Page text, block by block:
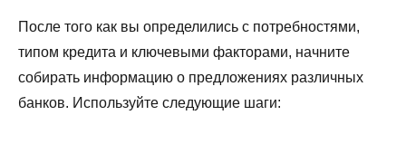
После того как вы определились с потребностями,
типом кредита и ключевыми факторами, начните
собирать информацию о предложениях различных
банков. Используйте следующие шаги: